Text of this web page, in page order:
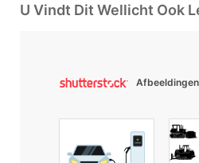
U Vindt Dit Wellicht Ook